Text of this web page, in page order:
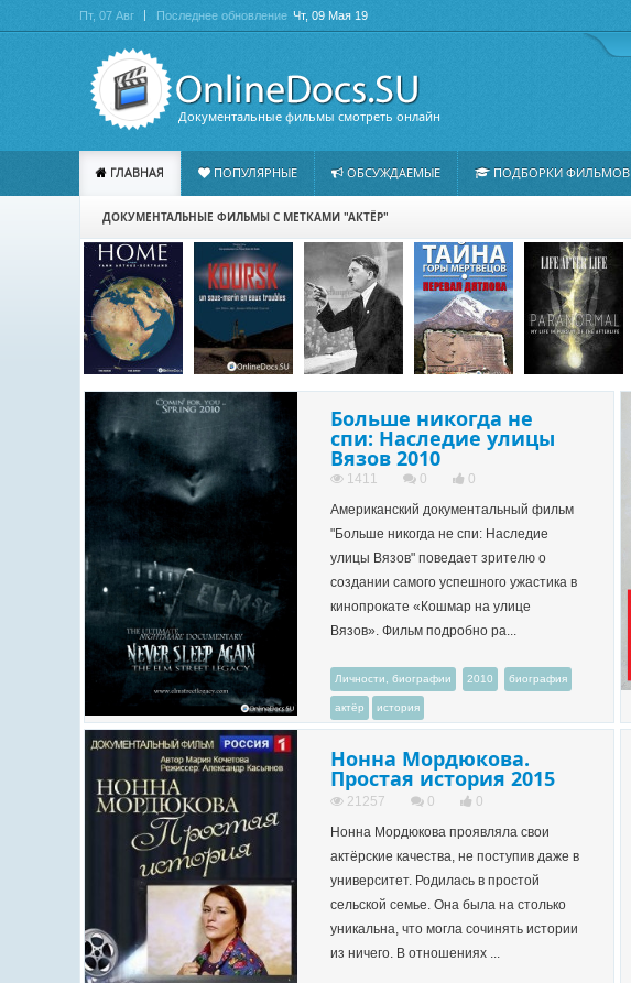
Документальные фильмы смотреть онлайн
Пт, 07 Авг Последнее обновление Чт, 09 Мая 19
ГЛАВНАЯ ПОПУЛЯРНЫЕ ОБСУЖДАЕМЫЕ ПОДБОРКИ ФИЛЬМОВ
ДОКУМЕНТАЛЬНЫЕ ФИЛЬМЫ С МЕТКАМИ "АКТЁР"
Больше никогда не
спи: Наследие улицы
Вязов 2010
1411 0
0
Американский документальный фильм
"Больше никогда не спи: Наследие
улицы Вязов" поведает зрителю о
создании самого успешного ужастика в
кинопрокате «Кошмар на улице
Вязов». Фильм подробно ра...
Личности, биографии 2010 биография
актёр история
Нонна Мордюкова.
Простая история 2015
21257 0
0
Нонна Мордюкова проявляла свои
актёрские качества, не поступив даже в
университет. Родилась в простой
сельской семье. Она была на столько
уникальна, что могла сочинять истории
из ничего. В отношениях ...